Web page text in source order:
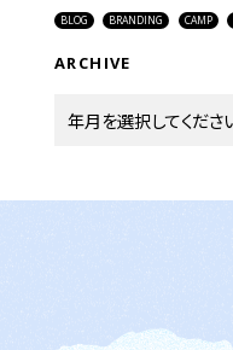
BLOG BRANDING CAMP
ARCHIVE